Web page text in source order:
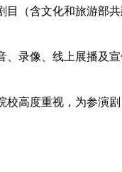
目（含文化和旅游部
、录像、线上展播及
高度重视，为参演